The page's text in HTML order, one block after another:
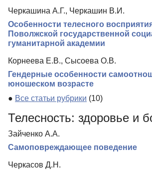
Черкашина А.Г., Черкашин В.И.
Особенности телесного
Поволжской государственной
гуманитарной академии
Корнеева Е.В., Сысоева О.В.
Гендерные особенности
юношеском возрасте
● Все статьи рубрики (10)
Телесность: здоровье и
Зайченко А.А.
Самоповреждающее поведение
Черкасов Д.Н.